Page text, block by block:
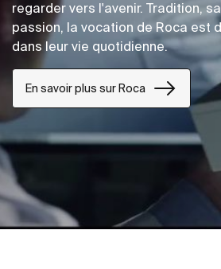
regarder vers l'avenir. Tradition,
passion, la vocation de Roca est
dans leur vie quotidienne.
En savoir plus sur Roca